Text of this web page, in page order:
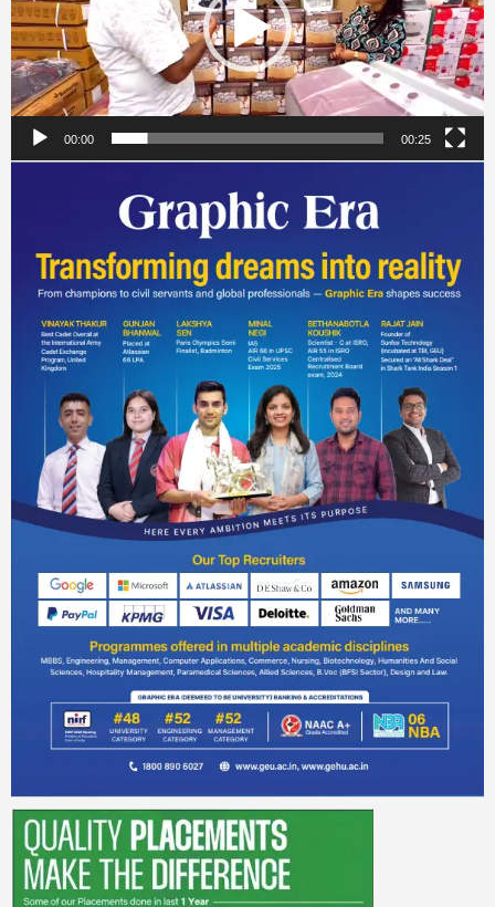
00:00 00:25